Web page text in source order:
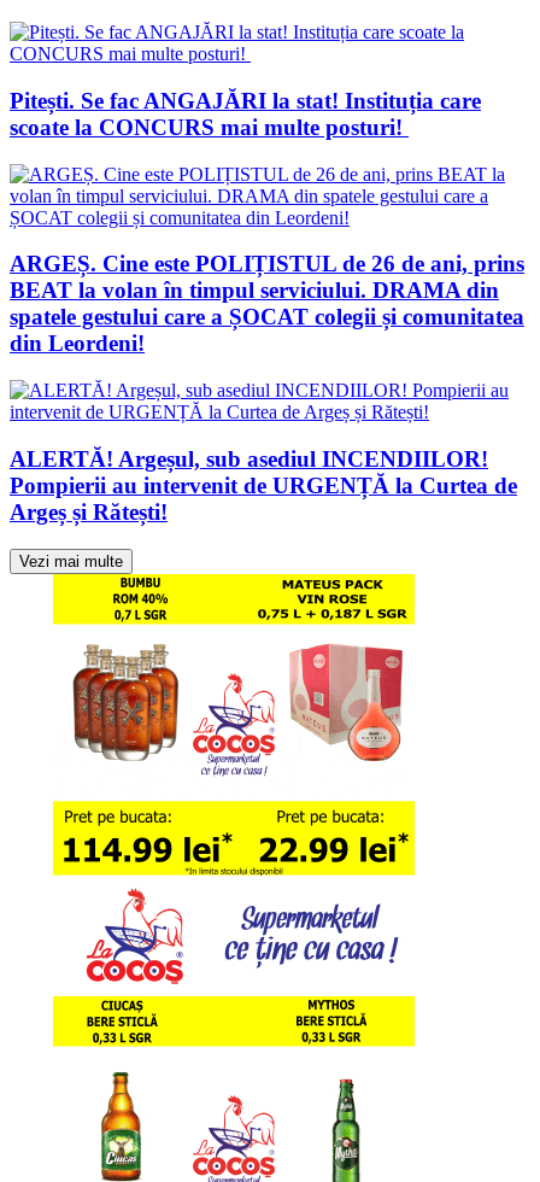
Pitești. Se fac ANGAJĂRI la stat! Instituția care
scoate la CONCURS mai multe posturi!
ARGEȘ. Cine este POLIȚISTUL de 26 de ani, prins
BEAT la volan în timpul serviciului. DRAMA din
spatele gestului care a ȘOCAT colegii și comunitatea
din Leordeni!
ALERTĂ! Argeșul, sub asediul INCENDIILOR!
Pompierii au intervenit de URGENȚĂ la Curtea de
Argeș și Rătești!
Vezi mai multe